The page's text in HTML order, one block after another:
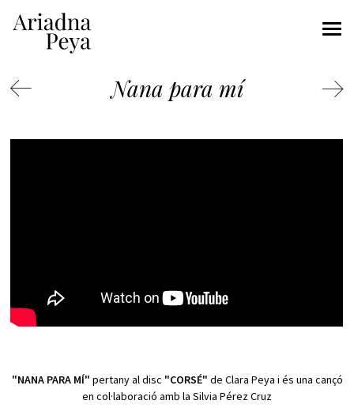
Nana para mí
"NANA PARA MÍ" pertany al disc "CORSÉ" de Clara Peya i és una cançó
en col·laboració amb la Silvia Pérez Cruz